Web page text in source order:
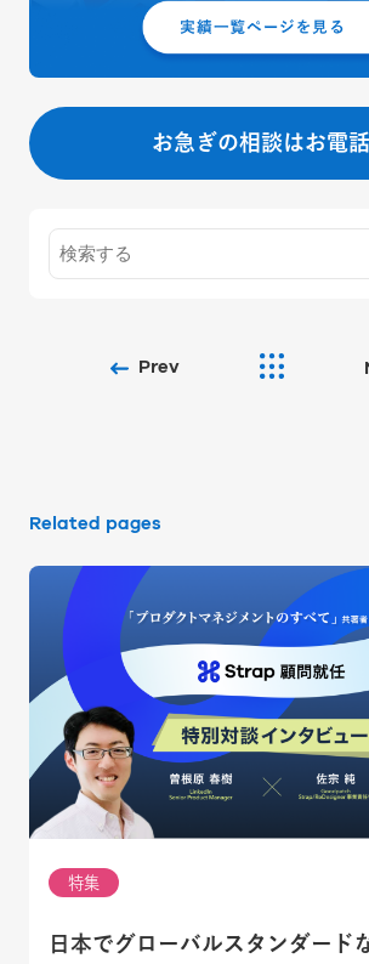
お急ぎの相談はお電
Prev
Related pages
特集
日本でグローバルスタンダード